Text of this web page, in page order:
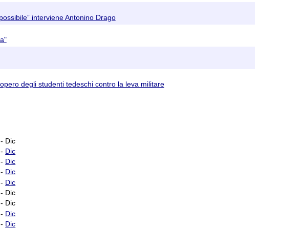
interviene Antonino Drago
degli studenti tedeschi contro la leva militare
- Dic
- Dic
- Dic
- Dic
- Dic
- Dic
Dic
- Dic
Dic